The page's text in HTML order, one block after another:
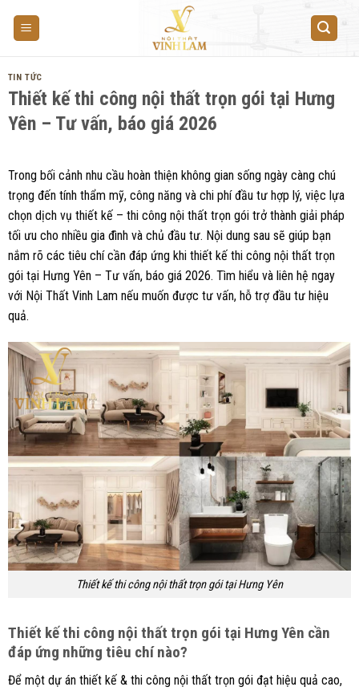
TIN TỨC
Thiết kế thi công nội thất trọn gói tại Hưng
Yên – Tư vấn, báo giá 2026
Trong bối cảnh nhu cầu hoàn thiện không gian sống ngày càng chú
trọng đến tính thẩm mỹ, công năng và chi phí đầu tư hợp lý, việc lựa
chọn dịch vụ thiết kế – thi công nội thất trọn gói trở thành giải pháp
tối ưu cho nhiều gia đình và chủ đầu tư. Nội dung sau sẽ giúp bạn
nắm rõ các tiêu chí cần đáp ứng khi thiết kế thi công nội thất trọn
gói tại Hưng Yên – Tư vấn, báo giá 2026. Tìm hiểu và liên hệ ngay
với Nội Thất Vinh Lam nếu muốn được tư vấn, hỗ trợ đầu tư hiệu
quả.
Thiết kế thi công nội thất trọn gói tại Hưng Yên
Thiết kế thi công nội thất trọn gói tại Hưng Yên cần
đáp ứng những tiêu chí nào?
Để một dự án thiết kế & thi công nội thất trọn gói đạt hiệu quả cao,